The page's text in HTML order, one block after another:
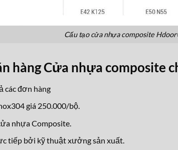
Cấu tạo cửa nhựa composite
hàng Cửa nhựa composite
các đơn hàng
giá 250.000/bộ.
nhựa Composite.
tiếp bởi kỹ thuật xưởng sản xuất.